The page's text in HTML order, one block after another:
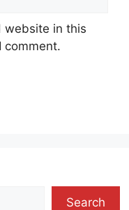
website in this
comment.
Search